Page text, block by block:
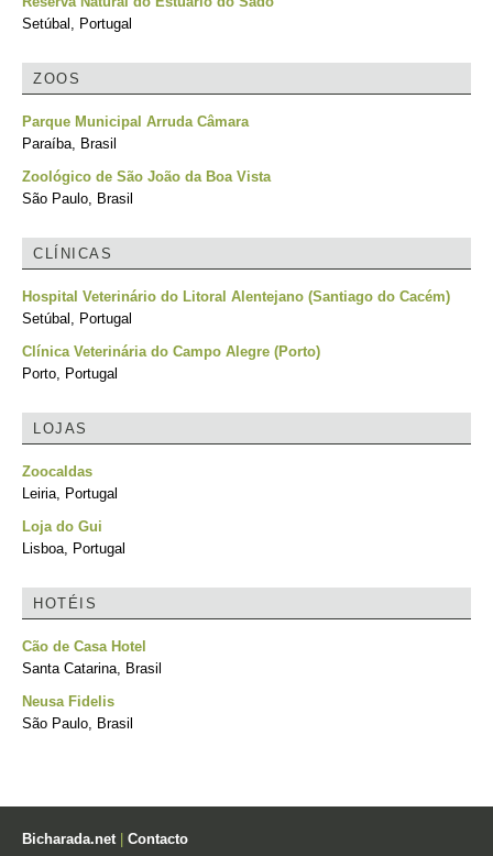
Setúbal, Portugal
ZOOS
Parque Municipal Arruda Câmara
Paraíba, Brasil
Zoológico de São João da Boa Vista
São Paulo, Brasil
CLÍNICAS
Hospital Veterinário do Litoral Alentejano (Santiago do Cacém)
Setúbal, Portugal
Clínica Veterinária do Campo Alegre (Porto)
Porto, Portugal
LOJAS
Zoocaldas
Leiria, Portugal
Loja do Gui
Lisboa, Portugal
HOTÉIS
Cão de Casa Hotel
Santa Catarina, Brasil
Neusa Fidelis
São Paulo, Brasil
Bicharada.net| Contacto